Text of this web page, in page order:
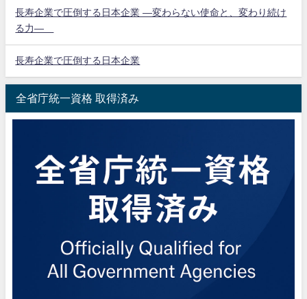
長寿企業で圧倒する日本企業 ―変わらない使命と、変わり続け
る力―
長寿企業で圧倒する日本企業
全省庁統一資格 取得済み